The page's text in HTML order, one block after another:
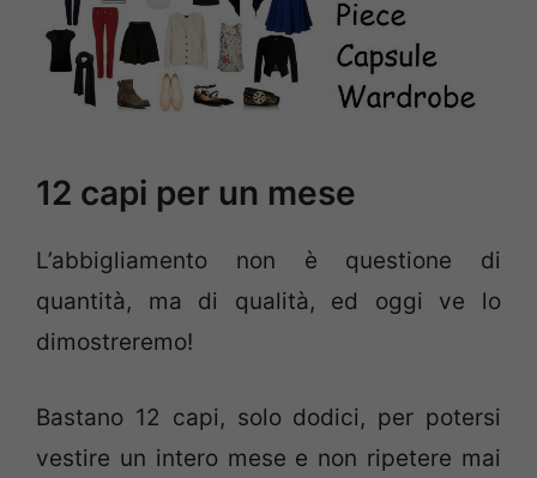
12 capi per un mese
L’abbigliamento non è questione di
quantità, ma di qualità, ed oggi ve lo
dimostreremo!
Bastano 12 capi, solo dodici, per potersi
vestire un intero mese e non ripetere mai